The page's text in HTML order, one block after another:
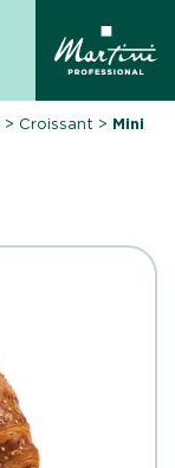
> Croissant > Mini